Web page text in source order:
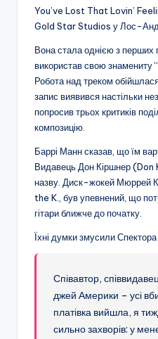
You’ve Lost That Lovin’
Gold Star Studios у Лос-
Вона стала однією з перших
використав свою знамениту
Робота над треком
запис виявився настільки
попросив трьох критиків
композицію.
Баррі Манн сказав, що їм
Видавець Дон Кіршнер (Don
назву. Диск-жокей Мюррей
the K., був упевнений, що
гітари ближче до початку.
Їхні думки змусили
Співавтор,
джей Америки – усі
платівка вийшла, я
сильно захворів: у